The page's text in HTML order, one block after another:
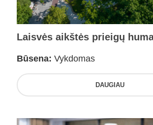
Laisvės aikštės prieigų
Būsena: Vykdomas
DAUGIAU